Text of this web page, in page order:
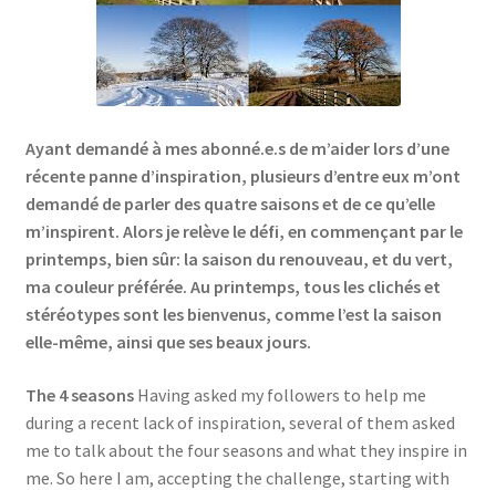
My Account
Privacy Policy
Privacy Tools
Private Tuition
Shop
Terms and Conditions
Categories
Ayant demandé à mes abonné.e.s de m’aider lors d’une
récente panne d’inspiration, plusieurs d’entre eux m’ont
demandé de parler des quatre saisons et de ce qu’elle
m’inspirent. Alors je relève le défi, en commençant par le
printemps, bien sûr: la saison du renouveau, et du vert,
ma couleur préférée. Au printemps, tous les clichés et
stéréotypes sont les bienvenus, comme l’est la saison
elle-même, ainsi que ses beaux jours.
The 4 seasonsHaving asked my followers to help me
during a recent lack of inspiration, several of them asked
me to talk about the four seasons and what they inspire in
me. So here I am, accepting the challenge, starting with